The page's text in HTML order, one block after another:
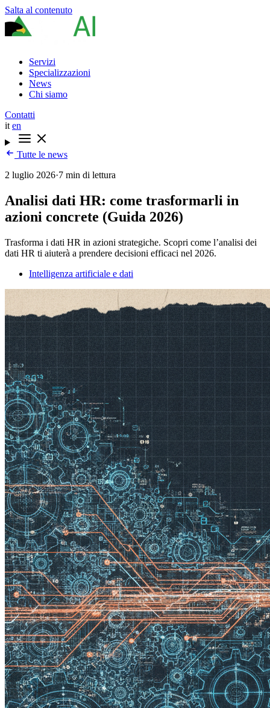
Salta al contenuto
Servizi
Specializzazioni
News
Chi siamo
Contatti
it en
Tutte le news
2 luglio 2026·7 min di lettura
Analisi dati HR: come trasformarli in
azioni concrete (Guida 2026)
Trasforma i dati HR in azioni strategiche. Scopri come l’analisi dei
dati HR ti aiuterà a prendere decisioni efficaci nel 2026.
Intelligenza artificiale e dati